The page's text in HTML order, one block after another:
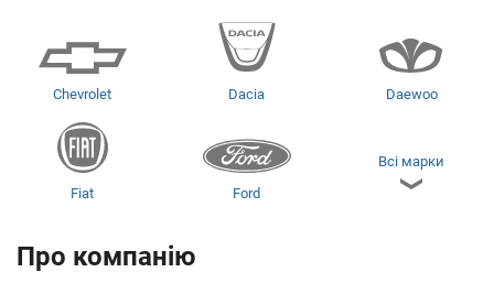
Chevrolet Dacia Daewoo
Fiat Ford
Всі марки
Про компанію